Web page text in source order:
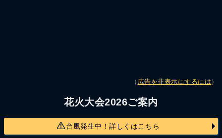
（ 広告を非表示にするには ）
花火大会2026ご案内
台風発生中！詳しくはこちら